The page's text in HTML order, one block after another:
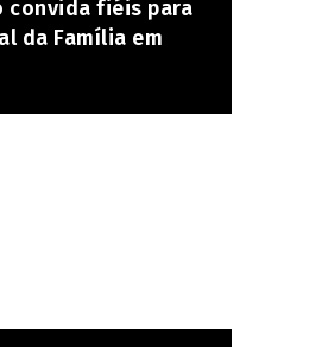
convida fiéis para
da Família em